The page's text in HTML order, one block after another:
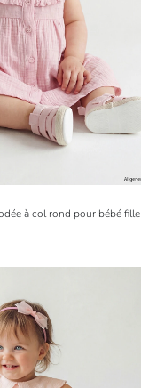
à col rond pour bébé fille